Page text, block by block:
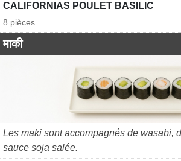
CALIFORNIAS POULET BASILIC
8 pièces
माकी
Les maki sont accompagnés de wasabi,
sauce soja salée.